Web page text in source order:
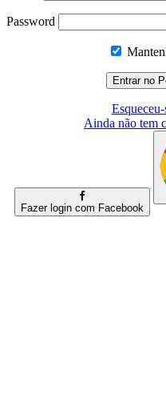
Password
Ainda não tem
Fazer login com Facebook